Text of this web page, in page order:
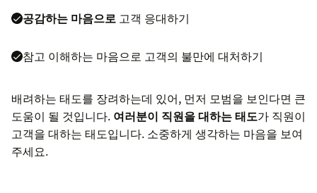
공감하는 마음으로 고객 응대하기
참고 이해하는 마음으로 고객의 불만에 대처하기
배려하는 태도를 장려하는데 있어, 먼저 모범을 보인다면 큰
도움이 될 것입니다. 여러분이 직원을 대하는 태도가 직원이
고객을 대하는 태도입니다. 소중하게 생각하는 마음을 보여
주세요.